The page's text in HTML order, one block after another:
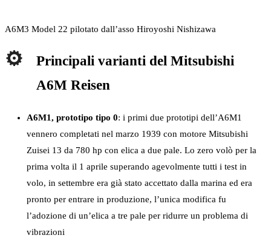
A6M3 Model 22 pilotato dall’asso Hiroyoshi Nishizawa
Principali varianti del Mitsubishi
A6M Reisen
A6M1, prototipo tipo 0: i primi due prototipi dell’A6M1
vennero completati nel marzo 1939 con motore Mitsubishi
Zuisei 13 da 780 hp con elica a due pale. Lo zero volò per la
prima volta il 1 aprile superando agevolmente tutti i test in
volo, in settembre era già stato accettato dalla marina ed era
pronto per entrare in produzione, l’unica modifica fu
l’adozione di un’elica a tre pale per ridurre un problema di
vibrazioni